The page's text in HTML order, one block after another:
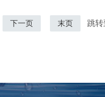
下一页 末页 跳转